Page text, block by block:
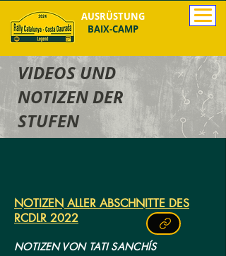
AUSRÜSTUNG
BAIX-CAMP
VIDEOS UND
NOTIZEN DER
STUFEN
NOTIZEN ALLER ABSCHNITTE DES
RCDLR 2022
NOTIZEN VON TATI SANCHÍS